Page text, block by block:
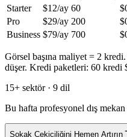
Starter
$12/ay 60
Pro
$29/ay 200
Business $79/ay 700
Görsel başına maliyet = 2
düşer. Kredi paketleri: 60 kredi
15+ sektör · 9 dil
Bu hafta profesyonel dış
Sokak Çekiciliğini Hemen Artırın